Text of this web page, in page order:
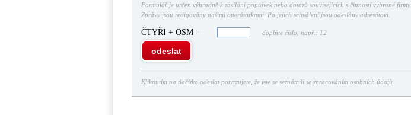
Formulář je určen výhradně k zasílání poptávek nebo dotazů souvisejících s činností vybrané firmy.
Zprávy jsou redigovány našimi operátorkami. Po jejich schválení jsou odeslány adresátovi.
ČTYŘI + OSM = doplňte číslo, např.: 12
odeslat
Kliknutím na tlačítko odeslat potvrzujete, že jste se seznámili se zpracováním osobních údajů